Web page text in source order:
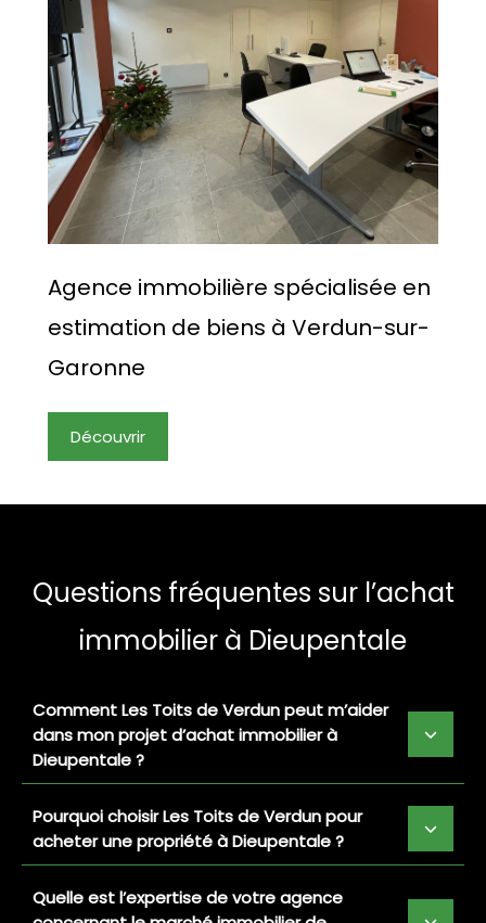
Agence immobilière spécialisée en
estimation de biens à Verdun-sur-
Garonne
Découvrir
Questions fréquentes sur l’achat
immobilier à Dieupentale
Comment Les Toits de Verdun peut m’aider
dans mon projet d’achat immobilier à
Dieupentale ?
Pourquoi choisir Les Toits de Verdun pour
acheter une propriété à Dieupentale ?
Quelle est l’expertise de votre agence